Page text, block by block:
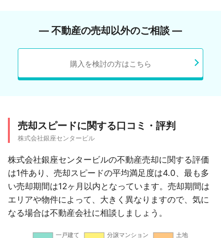
― 不動産の売却以外のご相談 ―
購入を検討の方はこちら
売却スピードに関する口コミ・評判
株式会社銀座センタービル
株式会社銀座センタービルの不動産売却に関する評価
は1件あり、売却スピードの平均満足度は4.0、最も多
い売却期間は12ヶ月以内となっています。売却期間は
エリアや物件によって、大きく異なりますので、気に
なる場合は不動産会社に相談しましょう。